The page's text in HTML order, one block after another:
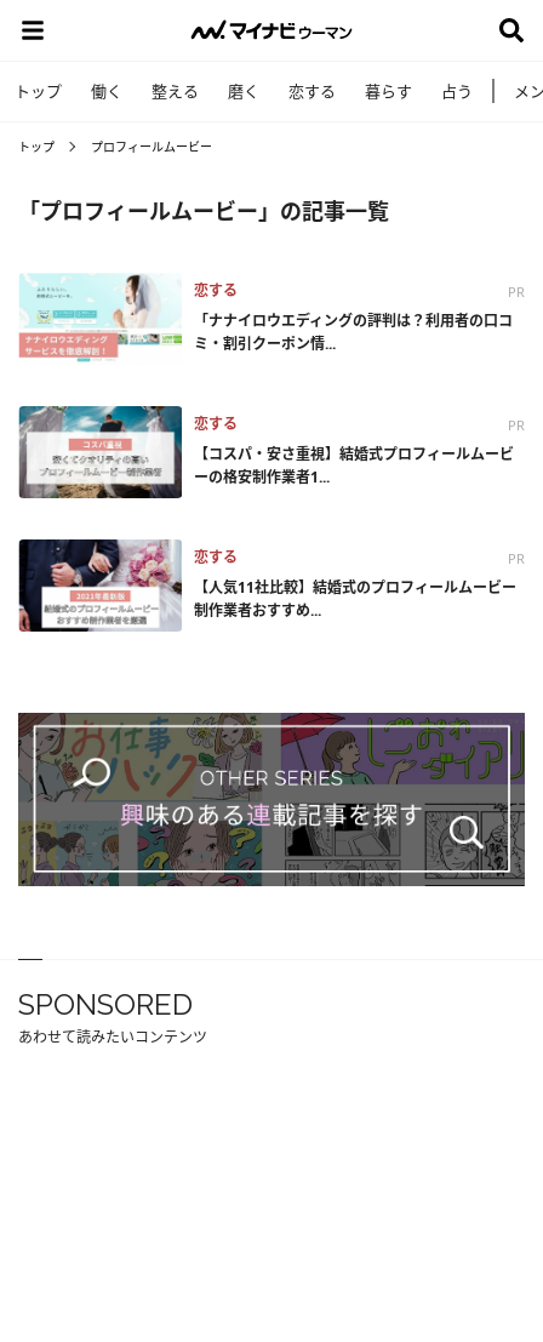
トップ 働く 整える 磨く 恋する 暮らす 占う メ
トップ プロフィールムービー
「プロフィールムービー」の記事一覧
恋する PR
「ナナイロウエディングの評判は？利用者の口コ
ミ・割引クーポン情...
恋する PR
【コスパ・安さ重視】結婚式プロフィールムービ
ーの格安制作業者1...
恋する PR
【人気11社比較】結婚式のプロフィールムービー
制作業者おすすめ...
SPONSORED
あわせて読みたいコンテンツ